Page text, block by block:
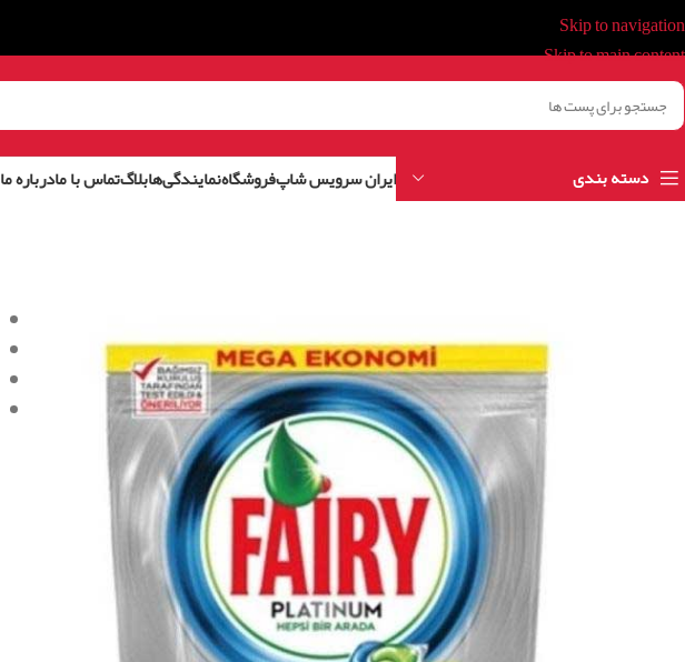
Skip to navigation
Skip to main content
دسته بندی ایران سرویس شاپفروشگاهنمایندگی‌هابلاگتماس با مادرباره ما